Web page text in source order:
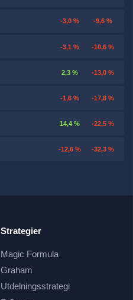
-3,0 % -9,6 %
-3,1 % -10,6 %
2,3 % -13,0 %
-1,6 % -17,8 %
14,4 % -22,5 %
-12,6 % -32,3 %
Strategier
Magic Formula
Graham
Utdelningsstrategi